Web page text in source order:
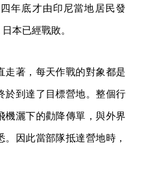
年底才由印尼當地居民發
本已經戰敗。
走著，每天作戰的對象都是
於到達了目標營地。整個行
機灑下的勸降傳單，與外界
因此當部隊抵達營地時，